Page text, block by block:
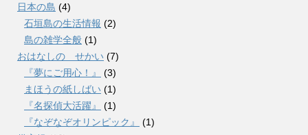
日本の島 (4)
石垣島の生活情報 (2)
島の雑学全般 (1)
おはなしの せかい (7)
『夢にご用心！』
(3)
まほうの紙しばい (1)
『名探偵大活躍』
(1)
『なぞなぞオリンピック』
(1)